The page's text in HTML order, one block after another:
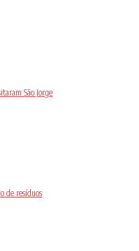
São Jorge
de resíduos